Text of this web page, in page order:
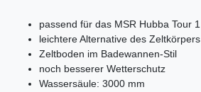
passend für das MSR Hubba Tour 1
leichtere Alternative des Zeltkörpers
Zeltboden im Badewannen-Stil
noch besserer Wetterschutz
Wassersäule: 3000 mm